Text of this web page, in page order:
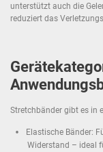
unterstützt auch die
reduziert das
Stretchbänder gibt es in
Elastische Bänder:
Widerstand – ideal